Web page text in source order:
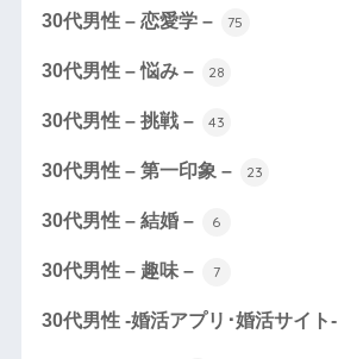
30代男性 – 恋愛学 – 75
30代男性 – 悩み – 28
30代男性 – 挑戦 – 43
30代男性 – 第一印象 – 23
30代男性 – 結婚 – 6
30代男性 – 趣味 – 7
30代男性 -婚活アプリ･婚活サイト-